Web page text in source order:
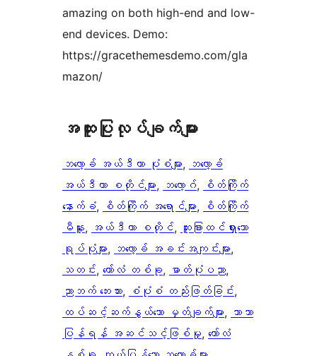
amazing on both high-end and low-
end devices. Demo:
https://gracethemesdemo.com/gla
mazon/
အ​ထူး​ပြု​လုပ်​ချက်​များ
ဘလော့ခ် အယ်ဒီတာ ပုံစံများ, ဘလော့ခ်
အယ်ဒီတာ စတိုင်များ, ဘလော့ဂ်,
စိတ်ကြိုက်
နောက်ခံ, စိတ်ကြိုက် အရောင်များ,
စိတ်ကြိုက်
မီနူး, အယ်ဒီတာ စတိုင်, ထူးခြားထင်ရှားသော
ရုပ်ပုံများ, ဘလော့ခ် အခင်းအကျင်းများ
သတင်း, ကော်လံ တစ်ခု, ဓာတ်ပုံပညာ
ညာဘက် ဘေးဘား, စံပုံစံ တည်းဖြတ်ခြင်း
ထပ်ဆင့်ဆက်နွယ်သော မှတ်ချက်များ, ဘာသာ
ပြန်ရန် အဆင်သင့်ဖြစ်မှု, ကော်လံ